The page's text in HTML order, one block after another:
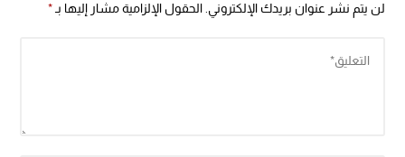
لن يتم نشر عنوان بريدك الإلكتروني. الحقول الإلزامية مشار إليها بـ*